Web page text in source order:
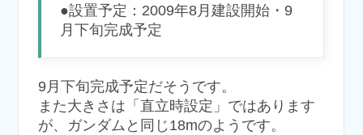
●設置予定：2009年8月建設開始・9
月下旬完成予定
9月下旬完成予定だそうです。
また大きさは「直立時設定」ではあります
が、ガンダムと同じ18mのようです。